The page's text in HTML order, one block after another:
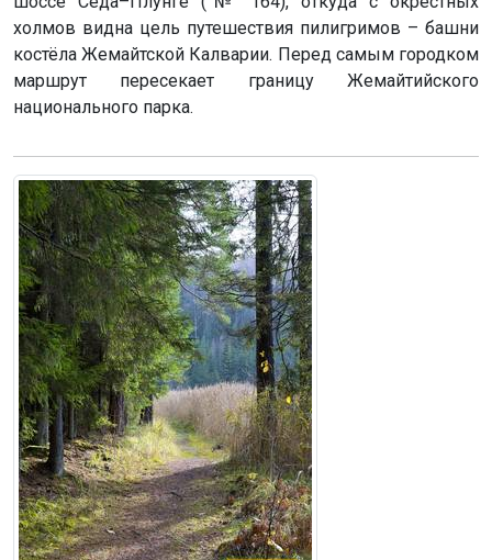
холмов видна цель путешествия пилигримов – башни
костёла Жемайтской Калварии. Перед самым городком
маршрут пересекает границу Жемайтийского
национального парка.